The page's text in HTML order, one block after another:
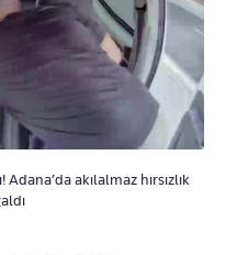
akılalmaz hırsızlık